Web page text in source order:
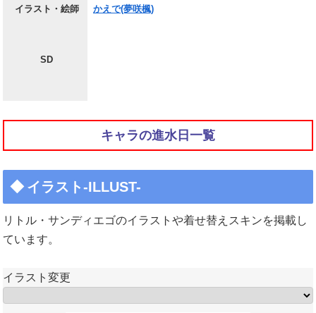
イラスト・絵師
かえで(夢咲楓)
SD
キャラの進水日一覧
イラスト-ILLUST-
リトル・サンディエゴのイラストや着せ替えスキンを掲載し
ています。
イラスト変更